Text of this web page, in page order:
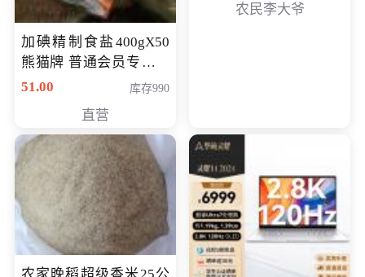
加碘精制食盐400gX50
熊猫牌 普通会员专享价
格50元
51.00 库存990
直营
农民李大爷